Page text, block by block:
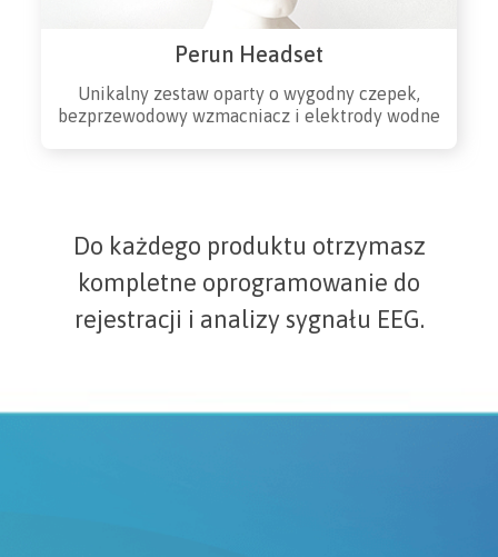
Perun Headset
Unikalny zestaw oparty o wygodny czepek,
bezprzewodowy wzmacniacz i elektrody wodne
Do każdego produktu otrzymasz
kompletne oprogramowanie do
rejestracji i analizy sygnału EEG.